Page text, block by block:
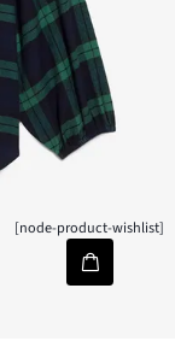
[node-product-wishlist]